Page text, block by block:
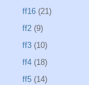
ff16 (21)
ff2 (9)
ff3 (10)
ff4 (18)
ff5 (14)